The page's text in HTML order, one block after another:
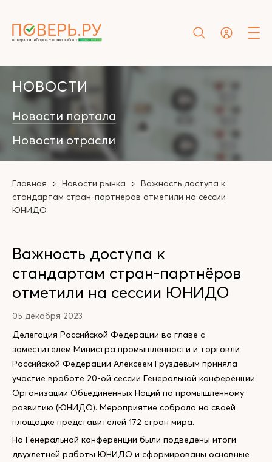
НОВОСТИ
Новости портала
Новости отрасли
Главная Новости рынка
Важность доступа к
стандартам стран-партнёров отметили на сессии
ЮНИДО
Важность доступа к
стандартам стран-партнёров
отметили на сессии ЮНИДО
05 декабря 2023
Делегация Российской Федерации во главе с
заместителем Министра промышленности и торговли
Российской Федерации Алексеем Груздевым приняла
участие вработе 20-ой сессии Генеральной конференции
Организации Объединенных Наций по промышленному
развитию (ЮНИДО). Мероприятие собрало на своей
площадке представителей 172 стран мира.
На Генеральной конференции были подведены итоги
двухлетней работы ЮНИДО и сформированы основные